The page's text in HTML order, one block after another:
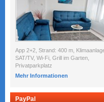
App 2+2, Strand: 400 m,
SAT/TV, Wi-Fi, Grill im Garten,
Privatparkplatz
Mehr Informationen
PayPal